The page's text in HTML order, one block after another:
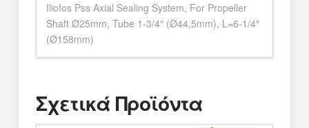
ποσότητα
Iliofos Pss Axial Sealing System, For Propeller
Shaft Ø25mm, Tube 1-3/4″ (Ø44,5mm), L=6-1/4″
(Ø158mm)
Σχετικά Προϊόντα